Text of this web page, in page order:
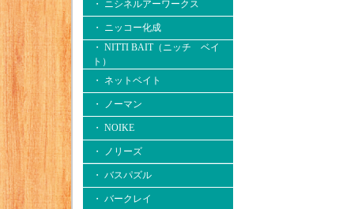
・ ニシネルアーワークス
・ ニッコー化成
・ NITTI BAIT（ニッチ ベイ
ト）
・ ネットベイト
・ ノーマン
・ NOIKE
・ ノリーズ
・ バスパズル
・ バークレイ